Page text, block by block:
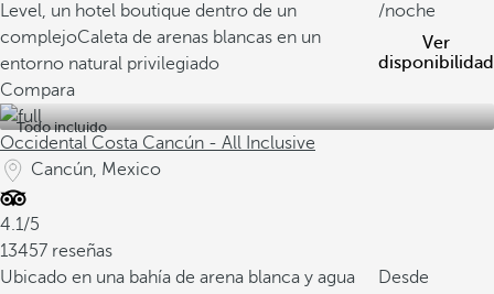
Level, un hotel boutique dentro de un
complejoCaleta de arenas blancas en un
entorno natural privilegiado
/noche
Ver
disponibilidad
Compara
Todo incluido
Occidental Costa Cancún - All Inclusive
Cancún, Mexico
4.1/5
13457 reseñas
Ubicado en una bahía de arena blanca y agua
Desde